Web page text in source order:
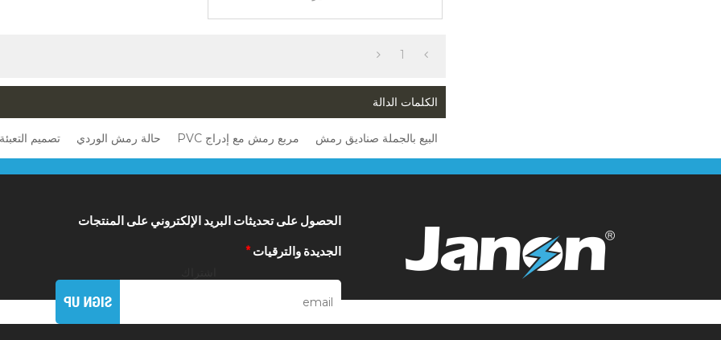
1
الكلمات الدالة
البيع بالجملة صناديق رمش مربع رمش مع إدراج PVC حالة رمش الوردي تصميم
الحصول على تحديثات البريد الإلكتروني على المنتجات
الجديدة والترقيات*